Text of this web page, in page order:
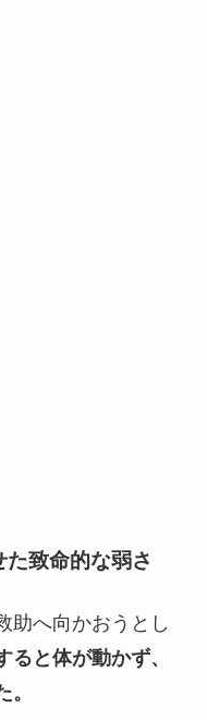
致命的な弱さ
助へ向かおうとし
ると体が動かず、